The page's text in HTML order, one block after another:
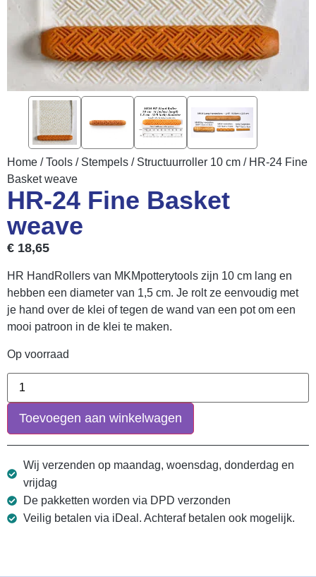
Home /Tools / Stempels / Structuurroller 10 cm / HR-24 Fine
Basket weave
HR-24 Fine Basket
weave
€ 18,65
HR HandRollers van MKMpotterytools zijn 10 cm lang en
hebben een diameter van 1,5 cm. Je rolt ze eenvoudig met
je hand over de klei of tegen de wand van een pot om een
mooi patroon in de klei te maken.
Op voorraad
Toevoegen aan winkelwagen
Wij verzenden op maandag, woensdag, donderdag en
vrijdag
De pakketten worden via DPD verzonden
Veilig betalen via iDeal. Achteraf betalen ook mogelijk.